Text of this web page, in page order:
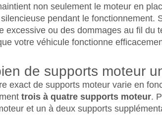
non seulement le moteur en
pendant le fonctionnement.
excessive ou des dommages au fil du
votre véhicule fonctionne
de supports moteur
exact de supports moteur varie en
trois à quatre supports moteur.
et un à deux supports